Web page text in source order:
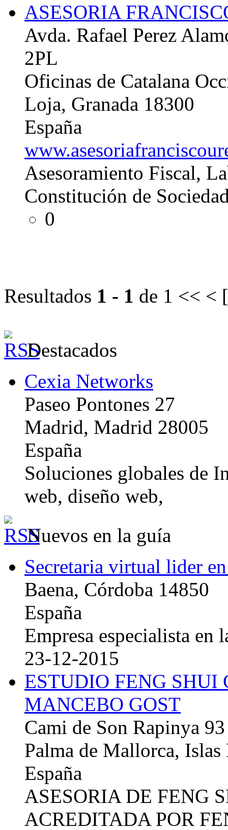
ASESORIA
Avda. Rafael Perez
2PL
Oficinas de Catalana
Loja, Granada 18300
España
Asesoramiento Fiscal,
Constitución de
0
Resultados 1 - 1 de 1 << < [
Destacados
Cexia Networks
Paseo Pontones 27
Madrid, Madrid 28005
España
Soluciones globales de
web, diseño web,
Nuevos en la guía
Secretaria virtual lider
Baena, Córdoba 14850
España
Empresa especialista en
23-12-2015
ESTUDIO FENG
MANCEBO GOST
Cami de Son Rapinya 93
Palma de Mallorca, Islas
España
ASESORIA DE FENG
ACREDITADA POR